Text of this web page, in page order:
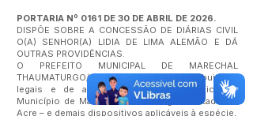
PORTARIA Nº 0161 DE 30 DE ABRIL DE 2026.
DISPÕE SOBRE A CONCESSÃO DE DIÁRIAS CIVIL
O(A) SENHOR(A) LIDIA DE LIMA ALEMÃO E DÁ
OUTRAS PROVIDÊNCIAS.
O PREFEITO MUNICIPAL DE MARECHAL
THAUMATURGO/AC, no uso de suas atribuições
legais e de acordo com a Lei Orgânica do
Município de Marechal Thaumaturgo – Estado do
Acre – e demais dispositivos aplicáveis à espécie,